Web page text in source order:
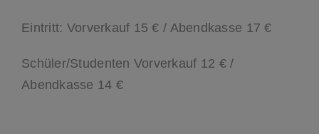
Eintritt: Vorverkauf 15 € / Abendkasse 17 €
Schüler/Studenten Vorverkauf 12 € /
Abendkasse 14 €